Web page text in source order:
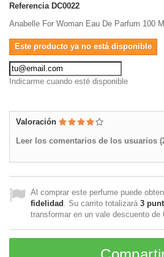
Referencia DC0022
Anabelle For Woman Eau De Parfum 100
Este producto ya no está disponible
Indicarme cuando esté disponible
Valoración
Leer los comentarios de los usuarios (
Al comprar este perfume puede
fidelidad . Su carrito totalizará 3
transformar en un vale descuento de